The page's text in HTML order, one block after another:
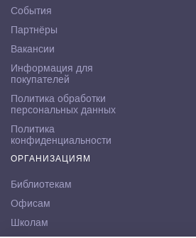
События
Партнёры
Вакансии
Информация для
покупателей
Политика обработки
персональных данных
Политика
конфиденциальности
ОРГАНИЗАЦИЯМ
Библиотекам
Офисам
Школам